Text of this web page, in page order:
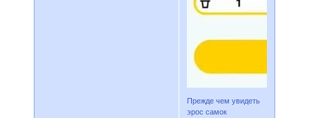
Прежде чем увидеть
эрос самок